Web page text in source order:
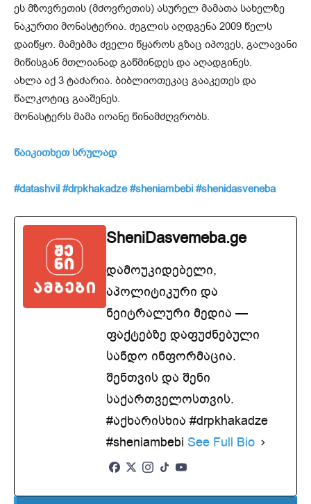
ეს მზოვრეთის (მძოვრეთის) ასურელ მამათა სახელზე
ნაკურთი მონასტერია. ძეგლის აღდგენა 2009 წელს
დაიწყო. მამებმა ძველი წყაროს გზაც იპოვეს, გალავანი
მიწისგან მთლიანად გაწმინდეს და აღადგინეს.
ახლა აქ 3 ტაძარია. ბიბლიოთეკაც გააკეთეს და
წალკოტიც გააშენეს.
მონასტერს მამა იოანე წინამძღვრობს.
წაიკითხეთ სრულად
#datashvil #drpkhakadze #sheniambebi #shenidasveneba
SheniDasvemeba.ge
დამოუკიდებელი,
აპოლიტიკური და
ნეიტრალური მედია —
ფაქტებზე დაფუძნებული
სანდო ინფორმაცია.
შენთვის და შენი
საქართველოსთვის.
#აქხარისხია #drpkhakadze
#sheniambebi See Full Bio